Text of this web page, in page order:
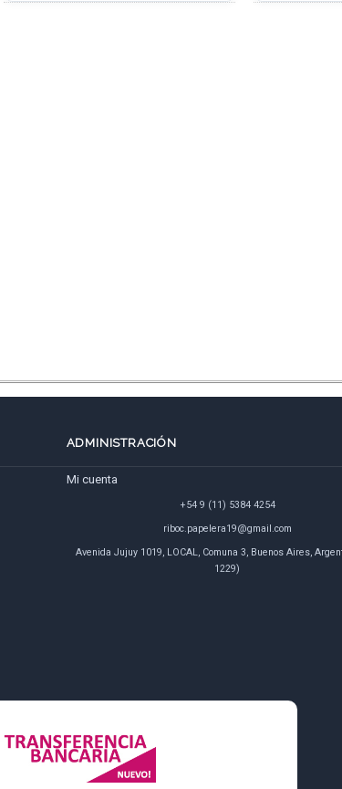
ADMINISTRACIÓN
Mi cuenta
+54 9 (11) 5384 4254
riboc.papelera19@gmail.com
Avenida Jujuy 1019, LOCAL, Comuna 3, Buenos Aires,
1229)